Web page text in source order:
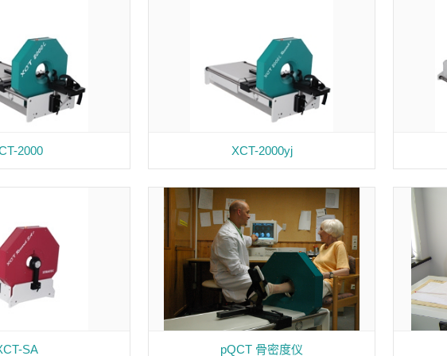
2000 XCT-2000yj
SA pQCT 骨密度仪